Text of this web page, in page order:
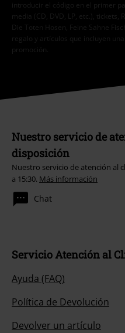
introducir el código en el primer
media (CD, DVD, LP, etc.),
Die Toten Hosen, Feine Sahne
regalo y artículos que incluyen
promoción.
Nuestro servicio de
disposición
Nuestro servicio de atención al
a 15:30. Más información
Chat
Servicio Atención al
Ayuda (FAQ)
Política de Devolución
Devolver un artículo